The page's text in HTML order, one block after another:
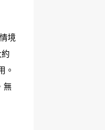
境
。
無